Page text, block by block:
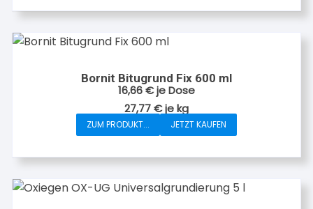
gewählt
weist
mehrere
Die
Optionen
können
auf
gewählt
Bornit Bitugrund Fix 600 ml
16,66€je Dose
27,77€jekg
ZUM PRODUKT... JETZT KAUFEN